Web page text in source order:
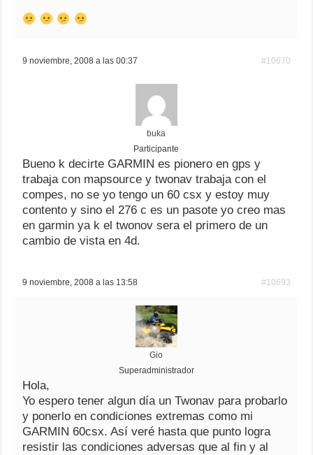
9 noviembre, 2008 a las 00:37 #10670
buka
Participante
Bueno k decirte GARMIN es pionero en gps y
trabaja con mapsource y twonav trabaja con el
compes, no se yo tengo un 60 csx y estoy muy
contento y sino el 276 c es un pasote yo creo mas
en garmin ya k el twonov sera el primero de un
cambio de vista en 4d.
9 noviembre, 2008 a las 13:58 #10693
Gio
Superadministrador
Hola,
Yo espero tener algun día un Twonav para probarlo
y ponerlo en condiciones extremas como mi
GARMIN 60csx. Así veré hasta que punto logra
resistir las condiciones adversas que al fin y al